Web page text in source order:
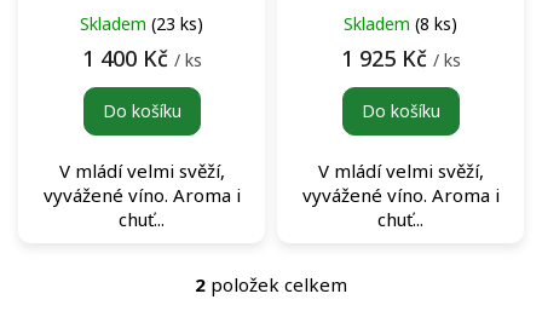
Skladem (23 ks)
1 400 Kč / ks
Do košíku
V mládí velmi svěží,
vyvážené víno. Aroma i
chuť...
Skladem (8 ks)
1 925 Kč / ks
Do košíku
V mládí velmi svěží,
vyvážené víno. Aroma i
chuť...
O
2 položek celkem